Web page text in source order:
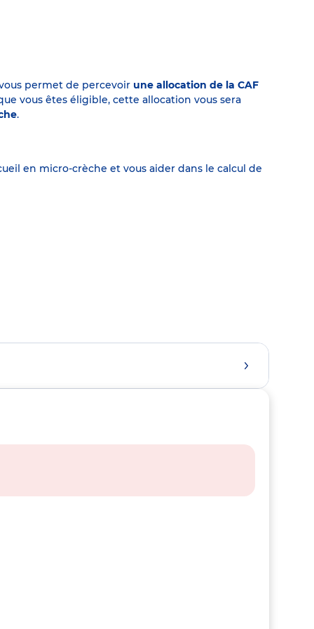
permet de percevoir une allocation de la CAF
vous êtes éligible, cette allocation vous sera
.
en micro-crèche et vous aider dans le calcul de